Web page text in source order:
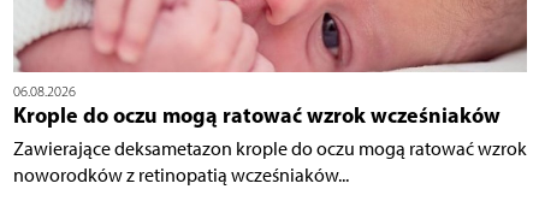
06.08.2026
Krople do oczu mogą ratować wzrok wcześniaków
Zawierające deksametazon krople do oczu mogą ratować wzrok
noworodków z retinopatią wcześniaków...